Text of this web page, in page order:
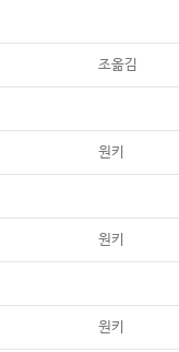
조옮김
원키
원키
원키